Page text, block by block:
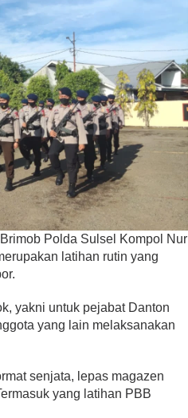
Polda Sulsel Kompol Nur
latihan rutin yang
yakni untuk pejabat Danton
yang lain melaksanakan
senjata, lepas magazen
yang latihan PBB